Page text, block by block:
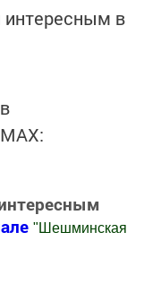
в
" Шешминская